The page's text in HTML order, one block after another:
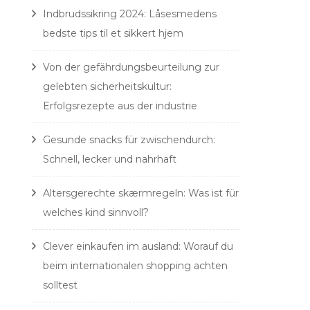
Indbrudssikring 2024: Låsesmedens
bedste tips til et sikkert hjem
Von der gefährdungsbeurteilung zur
gelebten sicherheitskultur:
Erfolgsrezepte aus der industrie
Gesunde snacks für zwischendurch:
Schnell, lecker und nahrhaft
Altersgerechte skærmregeln: Was ist für
welches kind sinnvoll?
Clever einkaufen im ausland: Worauf du
beim internationalen shopping achten
solltest